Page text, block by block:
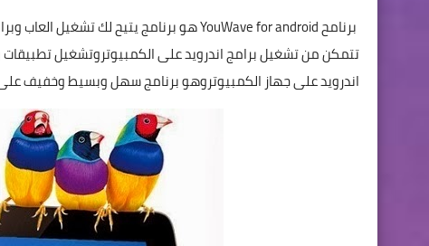
برنامح YouWave for android
تتمكن منتشغيل برامج اندرويد على الكمبيوتروتشغيل تطبيقات
اندرويد على جهاز الكمبيوتروهو برنامج سهل وبسيط وخفيف